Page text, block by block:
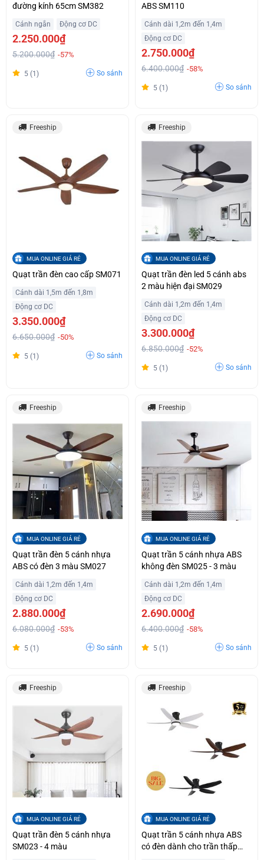
đường kính 65cm SM382
Cánh ngắn Động cơ DC
2.250.000₫
5.200.000₫ -57%
5 (1) So sánh
ABS SM110
Cánh dài 1,2m đến 1,4m
Động cơ DC
2.750.000₫
6.400.000₫ -58%
5 (1) So sánh
Freeship
MUA ONLINE GIÁ RẺ
Quạt trần đèn cao cấp SM071
Cánh dài 1,5m đến 1,8m
Động cơ DC
3.350.000₫
6.650.000₫ -50%
5 (1) So sánh
Freeship
MUA ONLINE GIÁ RẺ
Quạt trần đèn led 5 cánh abs
2 màu hiện đại SM029
Cánh dài 1,2m đến 1,4m
Động cơ DC
3.300.000₫
6.850.000₫ -52%
5 (1) So sánh
Freeship
MUA ONLINE GIÁ RẺ
Quạt trần đèn 5 cánh nhựa
ABS có đèn 3 màu SM027
Cánh dài 1,2m đến 1,4m
Động cơ DC
2.880.000₫
6.080.000₫ -53%
5 (1) So sánh
Freeship
MUA ONLINE GIÁ RẺ
Quạt trần 5 cánh nhựa ABS
không đèn SM025 - 3 màu
Cánh dài 1,2m đến 1,4m
Động cơ DC
2.690.000₫
6.400.000₫ -58%
5 (1) So sánh
Freeship
MUA ONLINE GIÁ RẺ
Quạt trần đèn 5 cánh nhựa
SM023 - 4 màu
Freeship
MUA ONLINE GIÁ RẺ
Quạt trần 5 cánh nhựa ABS
có đèn dành cho trần thấp